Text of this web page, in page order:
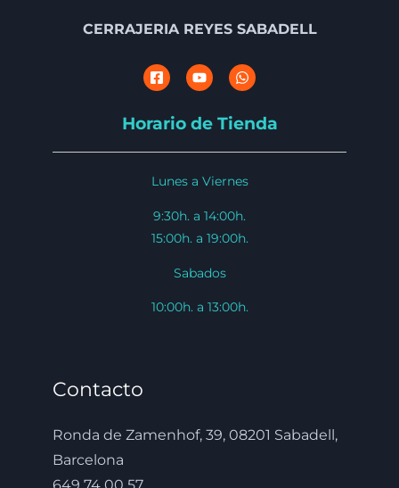
CERRAJERIA REYES SABADELL
Horario de Tienda
Lunes a Viernes
9:30h. a 14:00h.
15:00h. a 19:00h.
Sabados
10:00h. a 13:00h.
Contacto
Ronda de Zamenhof, 39, 08201 Sabadell,
Barcelona
649 74 00 57